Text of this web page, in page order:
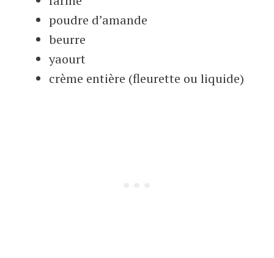
poudre d’amande
beurre
yaourt
crème entière (fleurette ou liquide)